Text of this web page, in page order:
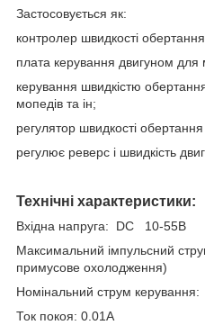
Застосовується як:
контролер швидкості
плата керування двигуном для
керування швидкістю
мопедів та ін;
регулятор швидкості
регулює реверс і швидкість
Технічні характеристики:
Вхідна напруга: DC 10-55В
Максимальний імпульсний
примусове охолодження)
Номінальний струм
Ток покоя: 0.01А